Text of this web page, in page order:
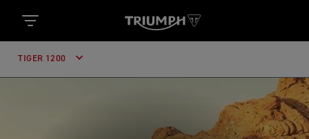
TIGER 1200